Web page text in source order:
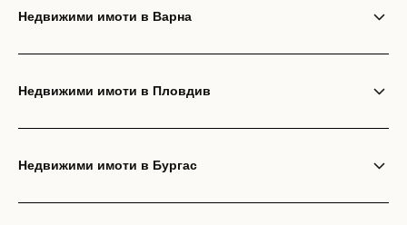
Недвижими имоти в Варна
Недвижими имоти в Пловдив
Недвижими имоти в Бургас